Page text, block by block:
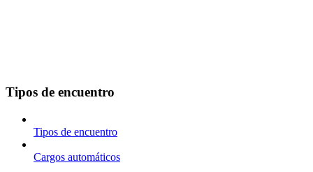
Tipos de encuentro
Tipos de encuentro
Cargos automáticos